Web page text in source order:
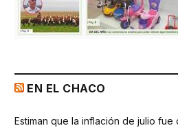
EN EL CHACO
Estiman que la inflación de julio